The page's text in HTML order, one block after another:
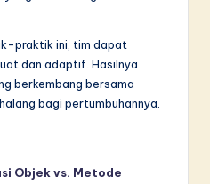
praktik ini, tim dapat
dan adaptif. Hasilnya
berkembang bersama
bagi pertumbuhannya.
Objek vs. Metode